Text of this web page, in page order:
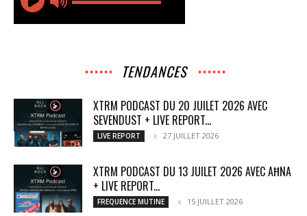
TENDANCES
XTRM PODCAST DU 20 JUILET 2026 AVEC
SEVENDUST + LIVE REPORT...
LIVE REPORT 27 JUILLET 2026
XTRM PODCAST DU 13 JUILET 2026 AVEC AĦNA
+ LIVE REPORT...
FREQUENCE MUTINE 15 JUILLET 2026